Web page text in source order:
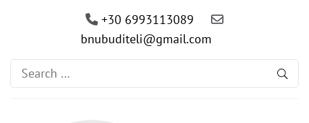
+30 6993113089
bnubuditeli@gmail.com
Search
for: